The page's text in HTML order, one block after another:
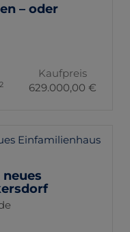
– oder
2
Kaufpreis
629.000,00 €